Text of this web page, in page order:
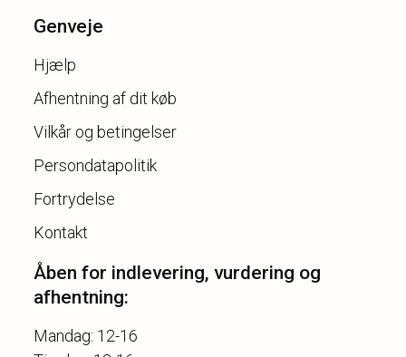
Genveje
Hjælp
Afhentning af dit køb
Vilkår og betingelser
Persondatapolitik
Fortrydelse
Kontakt
Åben for indlevering, vurdering og
afhentning:
Mandag: 12-16